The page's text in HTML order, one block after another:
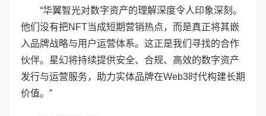
“华翼智光对数字资产的理解深度令人印象深刻。
他们没有把NFT当成短期营销热点，而是真正将其嵌
入品牌战略与用户运营体系。这正是我们寻找的合作
伙伴。星幻将持续提供安全、合规、高效的数字资产
发行与运营服务，助力实体品牌在Web3时代构建长期
价值。”